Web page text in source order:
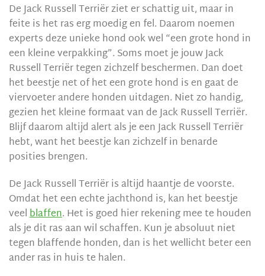
De Jack Russell Terriër ziet er schattig uit, maar in
feite is het ras erg moedig en fel. Daarom noemen
experts deze unieke hond ook wel “een grote hond in
een kleine verpakking”. Soms moet je jouw Jack
Russell Terriër tegen zichzelf beschermen. Dan doet
het beestje net of het een grote hond is en gaat de
viervoeter andere honden uitdagen. Niet zo handig,
gezien het kleine formaat van de Jack Russell Terriër.
Blijf daarom altijd alert als je een Jack Russell Terriër
hebt, want het beestje kan zichzelf in benarde
posities brengen.
De Jack Russell Terriër is altijd haantje de voorste.
Omdat het een echte jachthond is, kan het beestje
veelblaffen. Het is goed hier rekening mee te houden
als je dit ras aan wil schaffen. Kun je absoluut niet
tegen blaffende honden, dan is het wellicht beter een
ander ras in huis te halen.